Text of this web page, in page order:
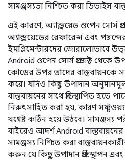
সামঞ্জস্যতা নিশ্চিত করা ডিভাইস
এই কারণে, অ্যান্ড্রয়েড ওপেন সোর্স
অ্যান্ড্রয়েডের রেফারেন্স এবং
ইমপ্লিমেন্টারদের জোরালোভাবে
Android ওপেন সোর্স প্রজেক্ট থেকে
কোডের উপর তাদের বাস্তবায়নকে
করে। যদিও কিছু উপাদান
বাস্তবায়নের সাথে প্রতিস্থাপিত হতে
নিরুৎসাহিত করা হয়, কারণ
যথেষ্ট কঠিন হয়ে উঠবে। সামঞ্জস্য
বাইরেও আদর্শ Android
সামঞ্জস্য নিশ্চিত করা
করুন যে কিছু উপাদান প্রতিস্থাপন